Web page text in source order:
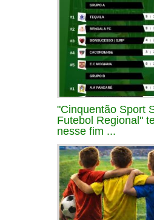
"Cinquentão Sport
Futebol Regional"
nesse fim ...